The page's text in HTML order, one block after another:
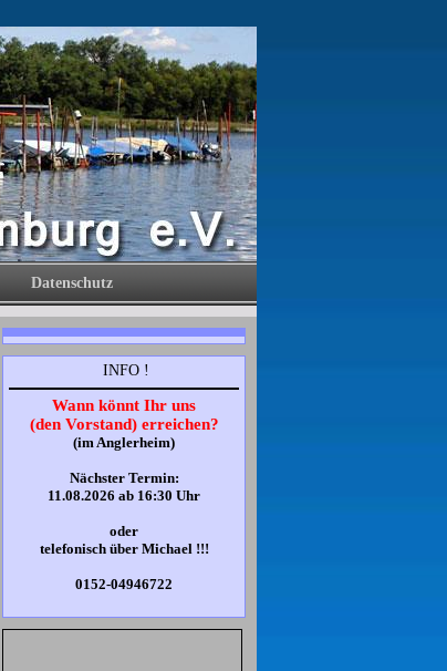
Datenschutz
INFO !
Wann könnt Ihr uns
(den Vorstand) erreichen?
(im Anglerheim)
Nächster Termin:
11.08.2026 ab 16:30 Uhr
oder
telefonisch über Michael !!!
0152-04946722